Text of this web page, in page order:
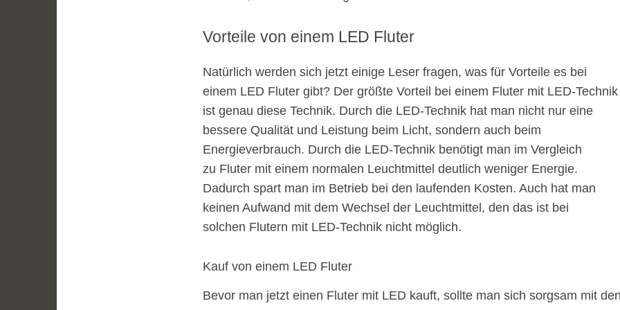
Vorteile von einem LED Fluter
Natürlich werden sich jetzt einige Leser fragen, was für Vorteile es bei
einem LED Fluter gibt? Der größte Vorteil bei einem Fluter mit LED-Technik
ist genau diese Technik. Durch die LED-Technik hat man nicht nur eine
bessere Qualität und Leistung beim Licht, sondern auch beim
Energieverbrauch. Durch die LED-Technik benötigt man im Vergleich
zu Fluter mit einem normalen Leuchtmittel deutlich weniger Energie.
Dadurch spart man im Betrieb bei den laufenden Kosten. Auch hat man
keinen Aufwand mit dem Wechsel der Leuchtmittel, den das ist bei
solchen Flutern mit LED-Technik nicht möglich.
Kauf von einem LED Fluter
Bevor man jetzt einen Fluter mit LED kauft, sollte man sich sorgsam mit